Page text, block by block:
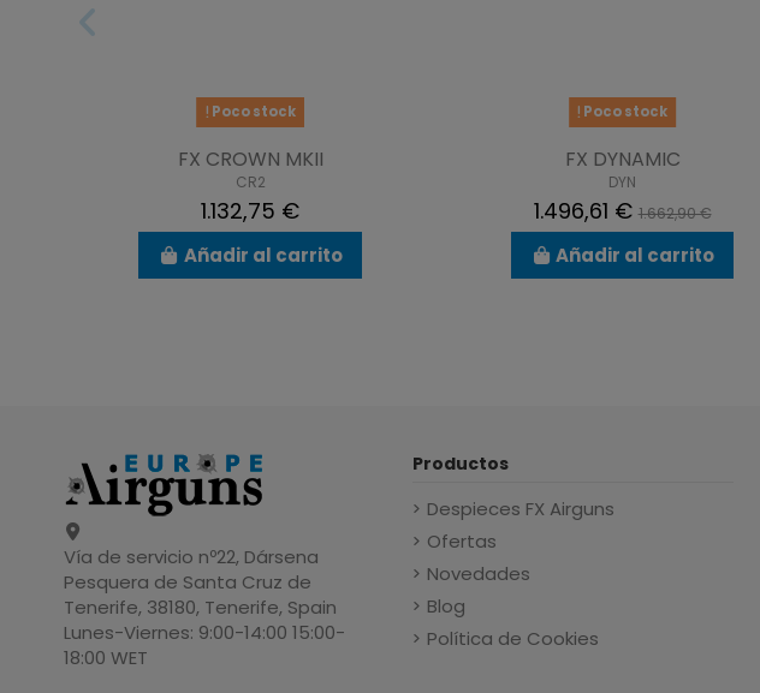
Poco stock
FX CROWN MKII
CR2
1.132,75 €
Añadir al carrito
Poco stock
FX DYNAMIC
DYN
1.496,61 €1.662,90 €
Añadir al carrito
Vía de servicio nº22, Dársena
Pesquera de Santa Cruz de
Tenerife, 38180, Tenerife, Spain
Lunes-Viernes: 9:00-14:00 15:00-
18:00 WET
Productos
Despieces FX Airguns
Ofertas
Novedades
Blog
Política de Cookies